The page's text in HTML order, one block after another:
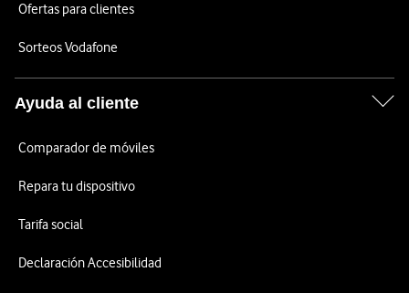
Ofertas para clientes
Sorteos Vodafone
Ayuda al cliente
Comparador de móviles
Repara tu dispositivo
Tarifa social
Declaración Accesibilidad